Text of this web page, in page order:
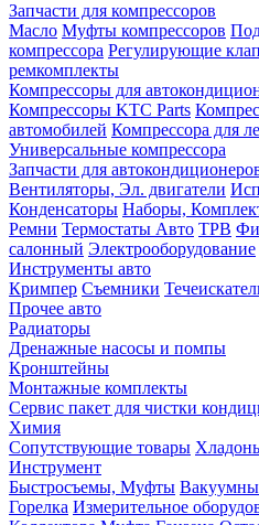
Запчасти для компрессоров
Масло Муфты компрессоров
компрессора Регулирующие
ремкомплекты
Компрессоры для
Компрессоры KTC Parts
автомобилей Компрессора для
Универсальные компрессора
Запчасти для
Вентиляторы, Эл. двигатели
Конденсаторы Наборы,
Ремни Термостаты Авто ТРВ
салонный Электрооборудование
Инструменты авто
Кримпер Съемники
Прочее авто
Радиаторы
Дренажные насосы и помпы
Кронштейны
Монтажные комплекты
Сервис пакет для чистки
Химия
Сопутствующие товары
Инструмент
Быстросъемы, Муфты
Горелка Измерительное